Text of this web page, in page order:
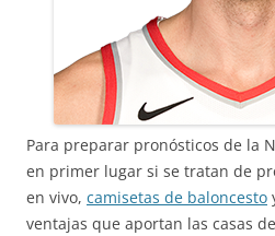
Para preparar pronósticos de la
en primer lugar si se tratan de
en vivo, camisetas de baloncesto
ventajas que aportan las casas